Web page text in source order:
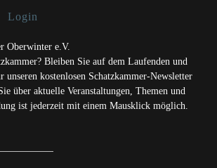
Login
Oberwinter e.V.
Bleiben Sie auf dem Laufenden und
unseren kostenlosen Schatzkammer-Newsletter
über aktuelle Veranstaltungen, Themen und
ist jederzeit mit einem Mausklick möglich.